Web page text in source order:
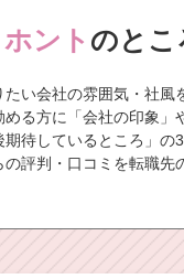
ホント のとこ
い会社の雰囲気・社風
める方に「会社の印象」
待しているところ」の3
の評判・口コミを転職先